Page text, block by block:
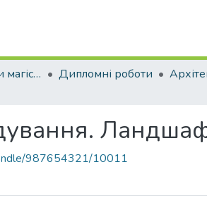
Атестаційні роботи магістрів Дипломні роботи
987654321/10011